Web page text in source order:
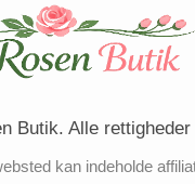
Butik. Alle rettigheder
kan indeholde